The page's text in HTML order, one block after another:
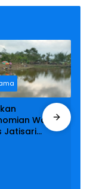
Warga,
Jatisari